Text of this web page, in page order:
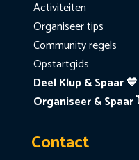
Activiteiten
Organiseer tips
Community regels
Opstartgids
Deel Klup & Spaar 💙
Organiseer & Spaar
Contact